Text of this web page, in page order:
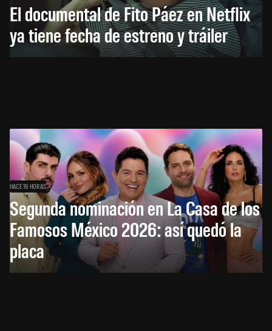
El documental de Fito Páez en Netflix
ya tiene fecha de estreno y tráiler
HACE 19 HORAS
Segunda nominación en La Casa de los
Famosos México 2026: así quedó la
placa